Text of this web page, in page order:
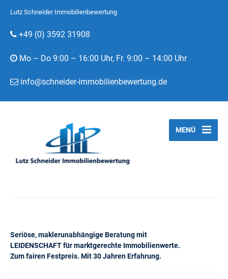
Lutz Schneider Immobilienbewertung
+49 (0) 3592 31908
Mo – Do 9:00 – 16:00 Uhr, Fr. 9:00 – 14:00 Uhr
info@schneider-immobilienbewertung.de
Seriöse, maklerunabhängige Beratung mit
LEIDENSCHAFT für marktgerechte Immobilienwerte.
Zum fairen Festpreis. Mit 30 Jahren Erfahrung.
MENÜ